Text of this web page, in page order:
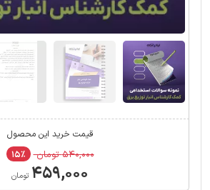
قیمت خرید این محصول
۵۴۰,۰۰۰ تومان ۱۵٪
۴۵۹,۰۰۰ تومان